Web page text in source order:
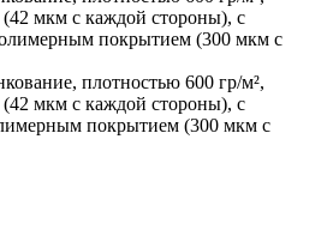
мкм с каждой стороны), с
покрытием (300 мкм с
плотностью 600 гр/м²,
мкм с каждой стороны), с
покрытием (300 мкм с